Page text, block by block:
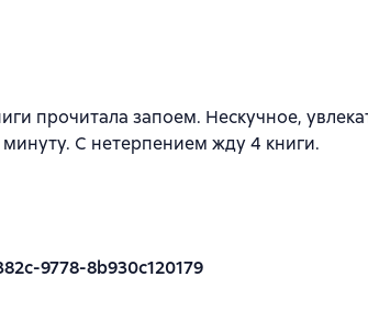
прочитала запоем. Нескучное,
С нетерпением жду 4 книги.
9778-8b930c120179